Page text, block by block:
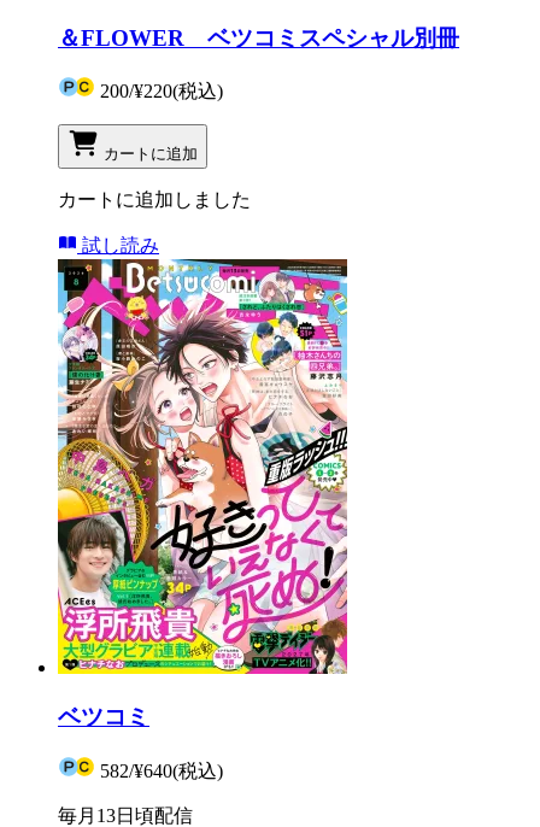
＆FLOWER ベツコミスペシャル別冊
200/¥220(税込)
カートに追加
カートに追加しました
試し読み
ベツコミ
582/¥640(税込)
毎月13日頃配信